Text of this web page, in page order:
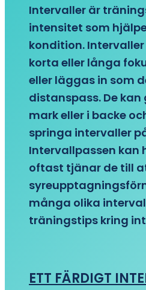
Intervaller är
intensitet som
kondition.
korta eller långa
eller läggas in som
distanspass. De
mark eller i backe
springa intervaller
Intervallpassen kan
oftast tjänar de till
många olika
träningstips kring
ETT FÄRDIGT